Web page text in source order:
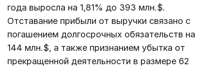
года выросла на 1,81% до 393 млн.$.
Отставание прибыли от выручки связано с
погашением долгосрочных обязательств на
144 млн.$, а также признанием убытка от
прекращенной деятельности в размере 62